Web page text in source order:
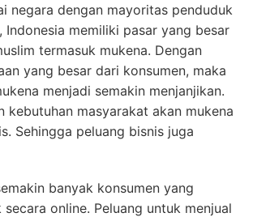
negara dengan mayoritas penduduk
Indonesia memiliki pasar yang besar
termasuk mukena. Dengan
yang besar dari konsumen, maka
menjadi semakin menjanjikan.
kebutuhan masyarakat akan mukena
Sehingga peluang bisnis juga
banyak konsumen yang
online. Peluang untuk menjual